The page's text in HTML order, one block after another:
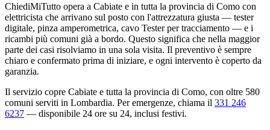
ChiediMiTutto opera a Cabiate e in tutta la provincia di Como con
elettricista che arrivano sul posto con l'attrezzatura giusta — tester
digitale, pinza amperometrica, cavo Tester per tracciamento — e i
ricambi più comuni già a bordo. Questo significa che nella maggior
parte dei casi risolviamo in una sola visita. Il preventivo è sempre
chiaro e confermato prima di iniziare, e ogni intervento è coperto da
garanzia.
Il servizio copre Cabiate e tutta la provincia di Como, con oltre 580
comuni serviti in Lombardia. Per emergenze, chiama il 331 246
6237 — disponibile 24 ore su 24, inclusi festivi.